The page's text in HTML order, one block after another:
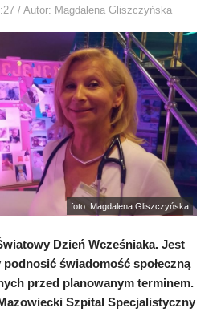
/ Autor: Magdalena Gliszczyńska
foto: Magdalena Gliszczyńska
Dzień Wcześniaka. Jest
podnosić świadomość społeczną
przed planowanym terminem.
Szpital Specjalistyczny